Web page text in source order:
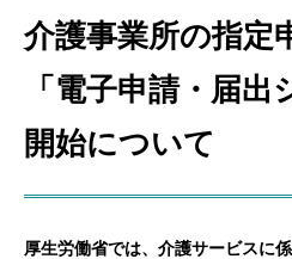
介護事業所の指定
「電子申請・届出
開始について
厚生労働省では、介護サービスに